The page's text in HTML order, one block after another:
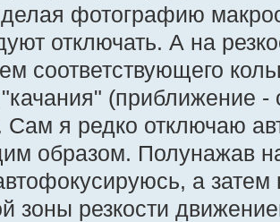
фотографию
отключать. А на
соответствующего
(приближение
Сам я редко отключаю
образом. Полунажав
а
зоны резкости